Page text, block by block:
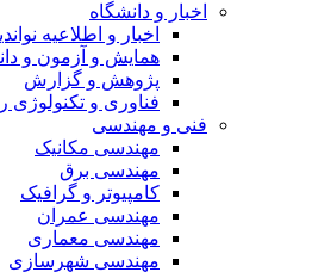
اخبار و دانشگاه
اخبار و اطلاعیه
همایش و آزمون و
پژوهش و گزارش
فناوری و تکنولوژی
فنی و مهندسی
مهندسی مکانیک
مهندسی برق
کامپیوتر و گرافیک
مهندسی عمران
مهندسی معماری
مهندسی شهرسازی